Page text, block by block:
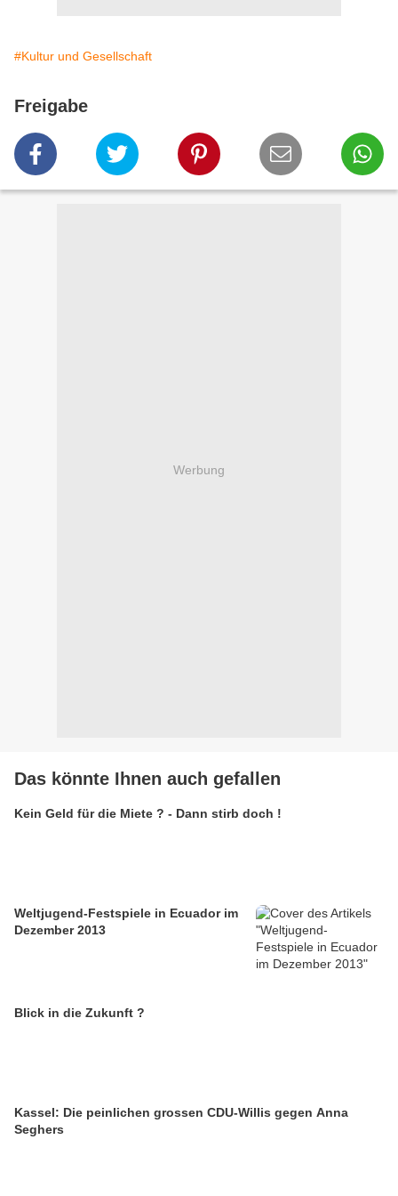
#Kultur und Gesellschaft
Freigabe
Werbung
Das könnte Ihnen auch gefallen
Kein Geld für die Miete ? - Dann stirb doch !
Weltjugend-Festspiele in Ecuador im
Dezember 2013
Blick in die Zukunft ?
Kassel: Die peinlichen grossen CDU-Willis gegen Anna
Seghers